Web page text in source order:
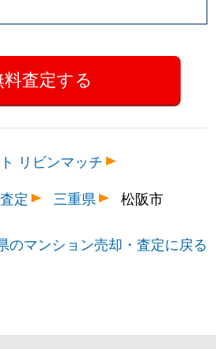
リビンマッチ
定
三重県 松阪市
のマンション売却・査定に戻る